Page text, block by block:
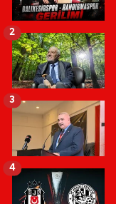
2
3
4